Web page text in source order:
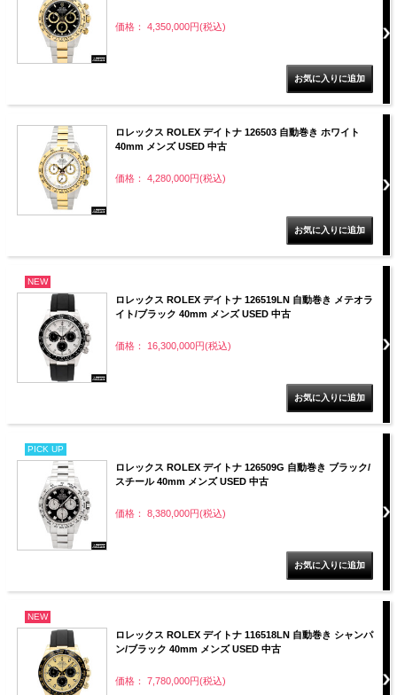
価格： 4,350,000円(税込)
ロレックス ROLEX デイトナ 126503 自動巻き ホワイト
40mm メンズ USED 中古
価格： 4,280,000円(税込)
NEW
ロレックス ROLEX デイトナ 126519LN 自動巻き メテオラ
イト/ブラック 40mm メンズ USED 中古
価格： 16,300,000円(税込)
PICK UP
ロレックス ROLEX デイトナ 126509G 自動巻き ブラック/
スチール 40mm メンズ USED 中古
価格： 8,380,000円(税込)
NEW
ロレックス ROLEX デイトナ 116518LN 自動巻き シャンパ
ン/ブラック 40mm メンズ USED 中古
価格： 7,780,000円(税込)